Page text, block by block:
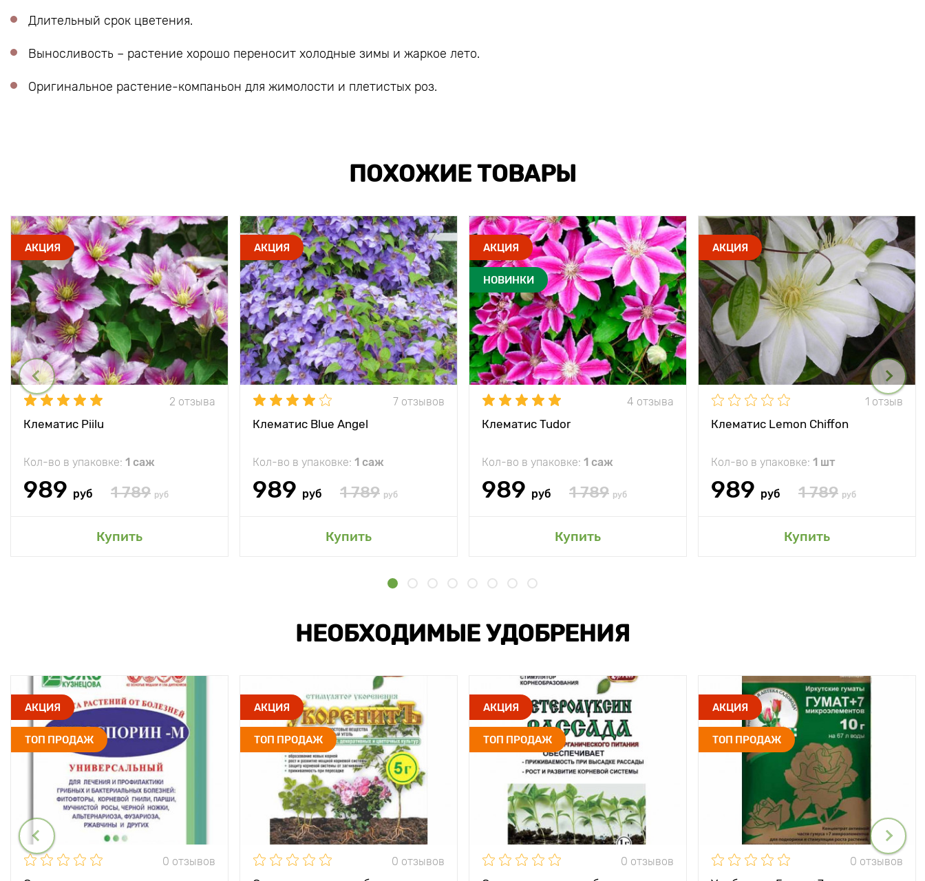
Длительный срок цветения.
Выносливость – растение хорошо переносит холодные зимы и жаркое лето.
Оригинальное растение-компаньон для жимолости и плетистых роз.
ПОХОЖИЕ ТОВАРЫ
АКЦИЯ
2 отзыва
Клематис Piilu
Кол-во в упаковке: 1 саж
989 руб 1 789 руб
Купить
АКЦИЯ
7 отзывов
Клематис Blue Angel
Кол-во в упаковке: 1 саж
989 руб 1 789 руб
Купить
АКЦИЯ
НОВИНКИ
4 отзыва
Клематис Tudor
Кол-во в упаковке: 1 саж
989 руб 1 789 руб
Купить
АКЦИЯ
1 отзыв
Клематис Lemon Chiffon
Кол-во в упаковке: 1 шт
989 руб 1 789 руб
Купить
НЕОБХОДИМЫЕ УДОБРЕНИЯ
АКЦИЯ
ТОП ПРОДАЖ
0 отзывов
АКЦИЯ
ТОП ПРОДАЖ
0 отзывов
АКЦИЯ
ТОП ПРОДАЖ
0 отзывов
АКЦИЯ
ТОП ПРОДАЖ
0 отзывов